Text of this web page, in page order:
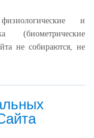
и
(биометрические
не собираются, не